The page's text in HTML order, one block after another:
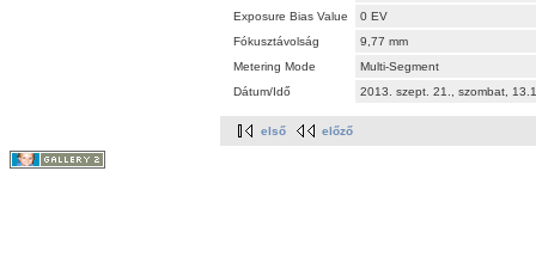
Exposure Bias Value
0 EV
Fókusztávolság
9,77 mm
Metering Mode
Multi-Segment
Dátum/Idő
2013. szept. 21., szombat,
első előző